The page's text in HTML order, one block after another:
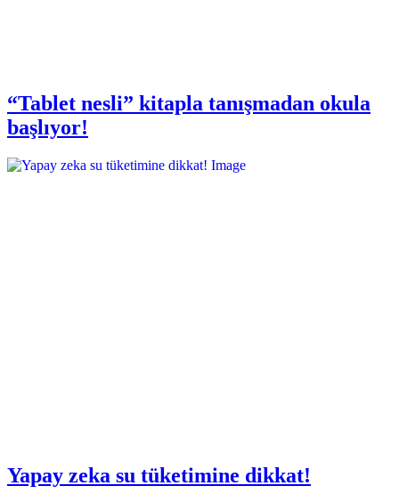
“Tablet nesli” kitapla tanışmadan okula
başlıyor!
Yapay zeka su tüketimine dikkat!